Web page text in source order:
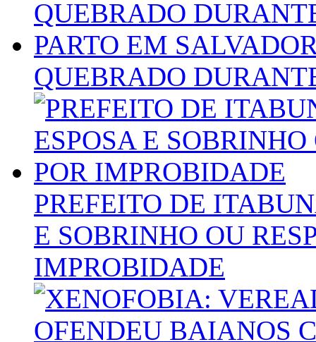
QUEBRADO
PREFEITO DE
E SOBRINHO OU
IMPROBIDADE